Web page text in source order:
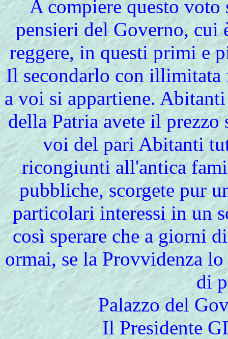
A compiere questo voto
pensieri del Governo,
reggere, in questi primi e
Il secondarlo con illimitata
a voi si appartiene.
della Patria avete il
voi del pari Abitanti
ricongiunti all'antica
pubbliche, scorgete pur
particolari interessi in un
così sperare che a giorni
ormai, se la Provvidenza
di
Palazzo del
Il Presidente